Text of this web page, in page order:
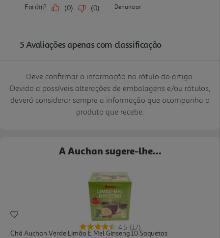
Deve confirmar a informação no rótulo do artigo.
Devido a possíveis alterações de embalagens e/ou rótulos,
deverá considerar sempre a informação que acompanha o
produto que recebe.
A Auchan sugere-lhe...
4.5 (17)
Chá Auchan Verde Limão E Mel Ginseng 10 Saquetas